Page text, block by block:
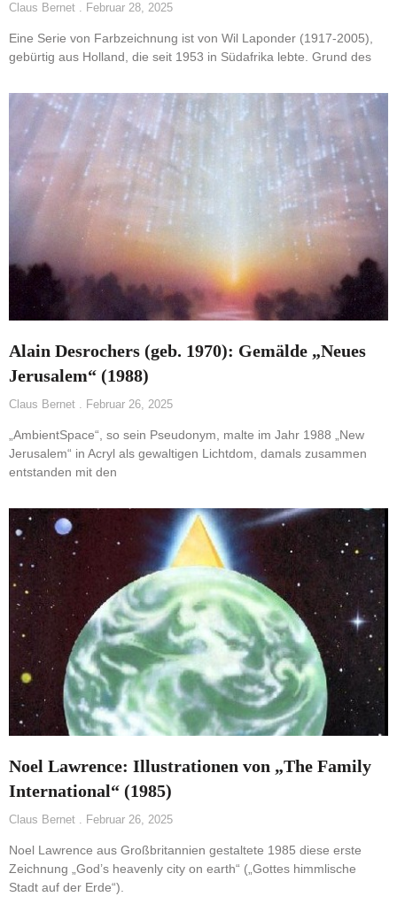
Claus Bernet Februar 28, 2025
Eine Serie von Farbzeichnung ist von Wil Laponder (1917-2005),
gebürtig aus Holland, die seit 1953 in Südafrika lebte. Grund des
Alain Desrochers (geb. 1970): Gemälde „Neues
Jerusalem“ (1988)
Claus Bernet Februar 26, 2025
„AmbientSpace“, so sein Pseudonym, malte im Jahr 1988 „New
Jerusalem“ in Acryl als gewaltigen Lichtdom, damals zusammen
entstanden mit den
Noel Lawrence: Illustrationen von „The Family
International“ (1985)
Claus Bernet Februar 26, 2025
Noel Lawrence aus Großbritannien gestaltete 1985 diese erste
Zeichnung „God’s heavenly city on earth“ („Gottes himmlische
Stadt auf der Erde“).